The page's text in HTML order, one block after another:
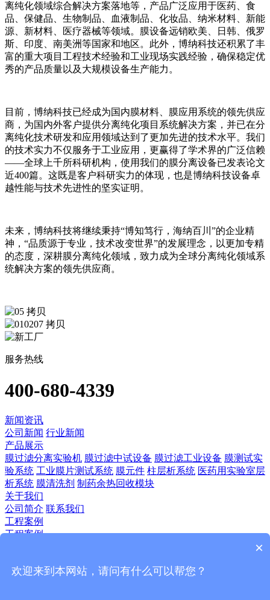
离纯化领域综合解决方案落地等，产品广泛应用于医药、食
品、保健品、生物制品、血液制品、化妆品、纳米材料、新能
源、新材料、医疗器械等领域。膜设备远销欧美、日韩、俄罗
斯、印度、南美洲等国家和地区。此外，博纳科技还积累了丰
富的重大项目工程技术经验和工业现场实践经验，确保稳定优
秀的产品质量以及大规模设备生产能力。
目前，博纳科技已经成为国内膜材料、膜应用系统的领先供应
商，为国内外客户提供分离纯化项目系统解决方案，并已在分
离纯化技术研发和应用领域达到了更加先进的技术水平。我们
的技术实力不仅服务于工业应用，更赢得了学术界的广泛信赖
——全球上千所科研机构，使用我们的膜分离设备已发表论文
近400篇。这既是客户科研实力的体现，也是博纳科技设备卓
越性能与技术先进性的坚实证明。
未来，博纳科技将继续秉持“博知笃行，海纳百川”的企业精
神，“品质源于专业，技术改变世界”的发展理念，以更加专精
的态度，深耕膜分离纯化领域，致力成为全球分离纯化领域系
统解决方案的领先供应商。
服务热线
400-680-4339
新闻资讯
公司新闻 行业新闻
产品展示
膜过滤分离实验机 膜过滤中试设备 膜过滤工业设备 膜测试实
验系统 工业膜片测试系统 膜元件 柱层析系统 医药用实验室层
析系统 膜清洗剂 制药余热回收模块
关于我们
公司简介 联系我们
工程案例
工程案例
×
欢迎来到本网站，请问有什么可以帮您？